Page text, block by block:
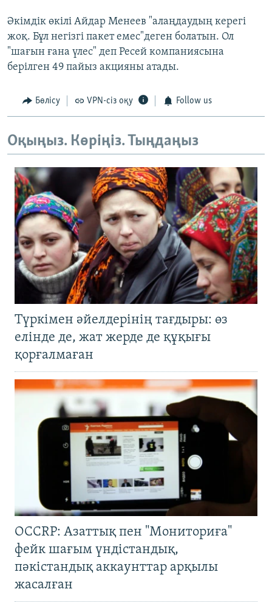
Әкімдік өкілі Айдар Менеев "алаңдаудың керегі
жоқ. Бұл негізгі пакет емес"деген болатын. Ол
"шағын ғана үлес" деп Ресей компаниясына
берілген 49 пайыз акцияны атады.
Бөлісу VPN-сіз оқу Follow us
Оқыңыз. Көріңіз. Тыңдаңыз
Түркімен әйелдерінің тағдыры: өз
елінде де, жат жерде де құқығы
қорғалмаған
OCCRP: Азаттық пен "Мониториға"
фейк шағым үндістандық,
пәкістандық аккаунттар арқылы
жасалған